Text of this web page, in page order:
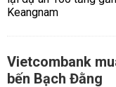
Vietcombank
bến Bạch Đằng